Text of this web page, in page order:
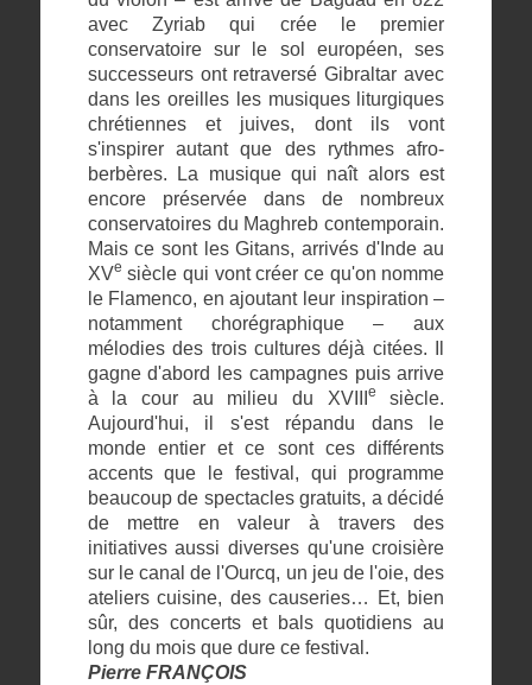
avec Zyriab qui crée le premier
conservatoire sur le sol européen, ses
successeurs ont retraversé Gibraltar avec
dans les oreilles les musiques liturgiques
chrétiennes et juives, dont ils vont
s'inspirer autant que des rythmes afro-
berbères. La musique qui naît alors est
encore préservée dans de nombreux
conservatoires du Maghreb contemporain.
Mais ce sont les Gitans, arrivés d'Inde au
XVe siècle qui vont créer ce qu'on nomme
le Flamenco, en ajoutant leur inspiration –
notamment chorégraphique – aux
mélodies des trois cultures déjà citées. Il
gagne d'abord les campagnes puis arrive
à la cour au milieu du XVIII
e
siècle.
Aujourd'hui, il s'est répandu dans le
monde entier et ce sont ces différents
accents que le festival, qui programme
beaucoup de spectacles gratuits, a décidé
de mettre en valeur à travers des
initiatives aussi diverses qu'une croisière
sur le canal de l'Ourcq, un jeu de l'oie, des
ateliers cuisine, des causeries… Et, bien
sûr, des concerts et bals quotidiens au
long du mois que dure ce festival.
Pierre FRANÇOIS